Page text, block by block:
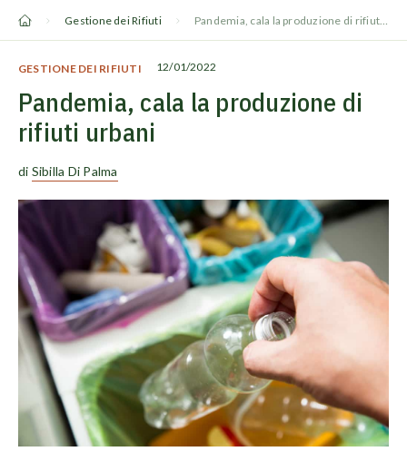
Gestione dei Rifiuti Pandemia, cala la produzione di rifiuti urbani
GESTIONE DEI RIFIUTI 12/01/2022
Pandemia, cala la produzione di
rifiuti urbani
di Sibilla Di Palma